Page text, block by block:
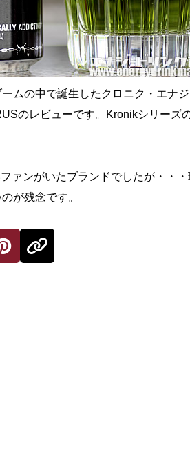
ムの中で誕生したクロニク・エナ
のレビューです。Kronikシリーズ
ァンがいたブランドでしたが・・
が残念です。